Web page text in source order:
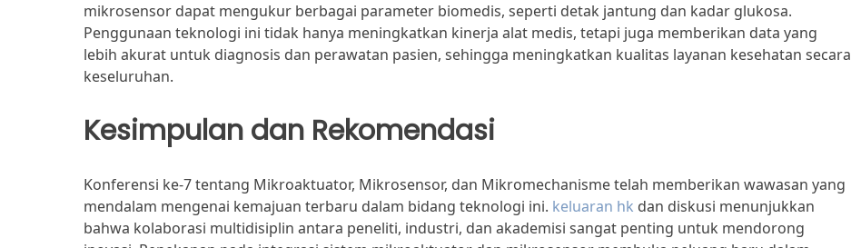
mikrosensor dapat mengukur berbagai parameter biomedis, seperti detak jantung dan kadar glukosa.
Penggunaan teknologi ini tidak hanya meningkatkan kinerja alat medis, tetapi juga memberikan data yang
lebih akurat untuk diagnosis dan perawatan pasien, sehingga meningkatkan kualitas layanan kesehatan secara
keseluruhan.
Kesimpulan dan Rekomendasi
Konferensi ke-7 tentang Mikroaktuator, Mikrosensor, dan Mikromechanisme telah memberikan wawasan yang
mendalam mengenai kemajuan terbaru dalam bidang teknologi ini. keluaran hk dan diskusi menunjukkan
bahwa kolaborasi multidisiplin antara peneliti, industri, dan akademisi sangat penting untuk mendorong